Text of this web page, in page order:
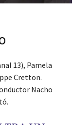
13), Pamela
Cretton.
Nacho